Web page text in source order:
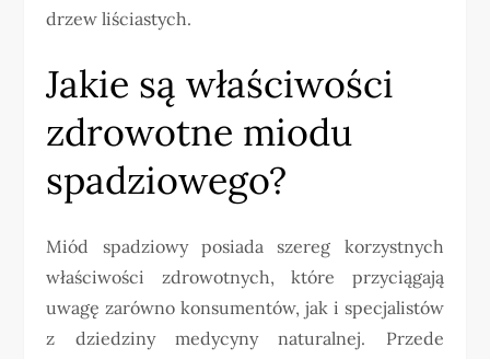
drzew liściastych.
Jakie są właściwości
zdrowotne miodu
spadziowego?
Miód spadziowy posiada szereg korzystnych
właściwości zdrowotnych, które przyciągają
uwagę zarówno konsumentów, jak i specjalistów
z dziedziny medycyny naturalnej. Przede